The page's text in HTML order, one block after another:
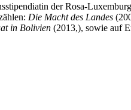
der Rosa-
Die Macht des Landes
in Bolivien (2013,), sowie auf